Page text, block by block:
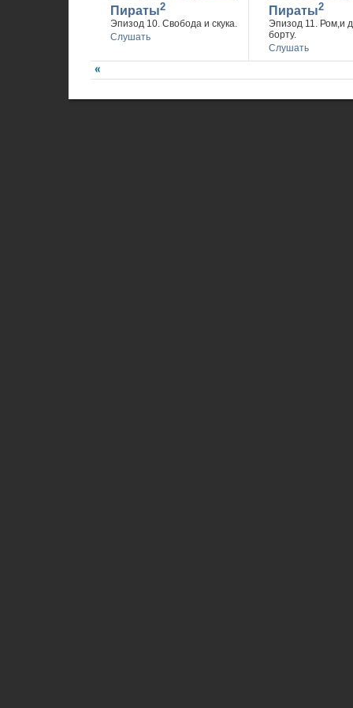
Пираты2
Эпизод 10. Свобода и скука.
Слушать
Пираты2
Эпизод 11. Ром,и
борту.
Слушать